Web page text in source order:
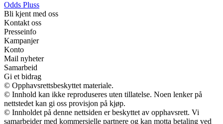
Odds Pluss
Bli kjent med oss
Kontakt oss
Presseinfo
Kampanjer
Konto
Mail nyheter
Samarbeid
Gi et bidrag
© Opphavsrettsbeskyttet materiale.
© Innhold kan ikke reproduseres uten tillatelse. Noen lenker på
nettstedet kan gi oss provisjon på kjøp.
© Innholdet på denne nettsiden er beskyttet av opphavsrett. Vi
samarbeider med kommersielle partnere og kan motta betaling ved